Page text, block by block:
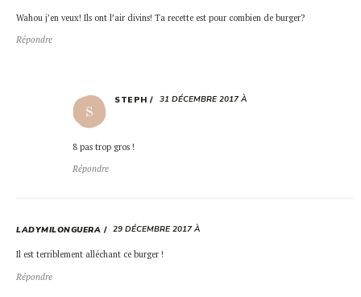
Wahou j’en veux! Ils ont l’air divins! Ta recette est pour combien de burger?
Répondre
STEPH 31 DÉCEMBRE 2017 À
8 pas trop gros !
Répondre
LADYMILONGUERA 29 DÉCEMBRE 2017 À
Il est terriblement alléchant ce burger !
Répondre